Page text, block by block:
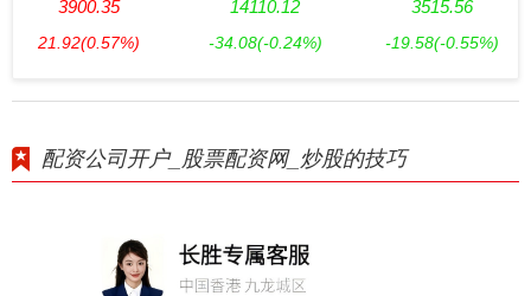
3900.35
21.92(0.57%)
14110.12
-34.08(-0.24%)
3515.56
-19.58(-0.55%)
配资公司开户_股票配资网_炒股的技巧